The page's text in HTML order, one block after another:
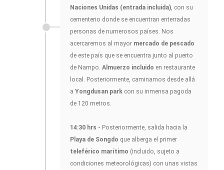
Naciones Unidas (entrada incluida), con su
cementerio donde se encuentran enterradas
personas de numerosos países. Nos
acercaremos al mayor mercado de pescado
de este país que se encuentra junto al puerto
de Nampo. Almuerzo incluido en restaurante
local. Posteriormente, caminamos desde allá
a Yongdusan park con su inmensa pagoda
de 120 metros.
14:30 hrs - Posteriormente, salida hacia la
Playa de Songdo que alberga el primer
teleférico marítimo (incluido, sujeto a
condiciones meteorológicas) con unas vistas